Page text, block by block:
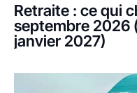
Retraite : ce qui
septembre 2026
janvier 2027)